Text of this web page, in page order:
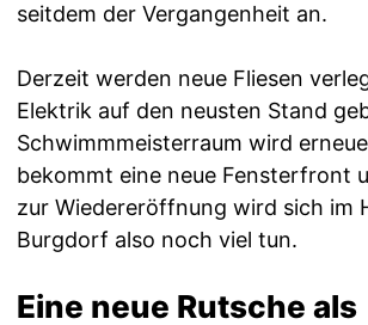
seitdem der Vergangenheit an.
Derzeit werden neue Fliesen
Elektrik auf den neusten Stand
Schwimmmeisterraum wird
bekommt eine neue Fensterfront
zur Wiedereröffnung wird sich im
Burgdorf also noch viel tun.
Eine neue Rutsche als